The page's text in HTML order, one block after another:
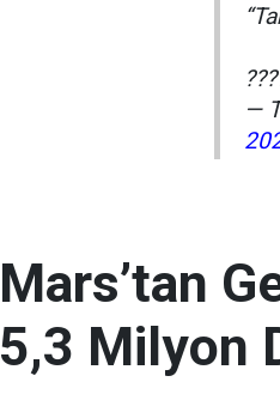
—
Mars’tan
5,3 Milyon